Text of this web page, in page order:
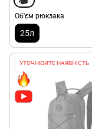
Об'єм рюкзака
25л
УТОЧНЮЙТЕ НАЯВНІСТЬ